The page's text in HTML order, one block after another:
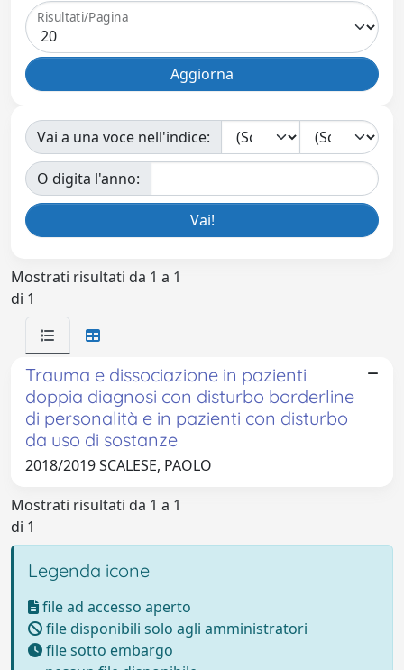
Risultati/Pagina
Vai a una voce nell'indice:
O digita l'anno:
Mostrati risultati da 1 a 1
di 1
Trauma e dissociazione in pazienti
doppia diagnosi con disturbo borderline
di personalità e in pazienti con disturbo
da uso di sostanze
2018/2019 SCALESE, PAOLO
Mostrati risultati da 1 a 1
di 1
Legenda icone
file ad accesso aperto
file disponibili solo agli amministratori
file sotto embargo